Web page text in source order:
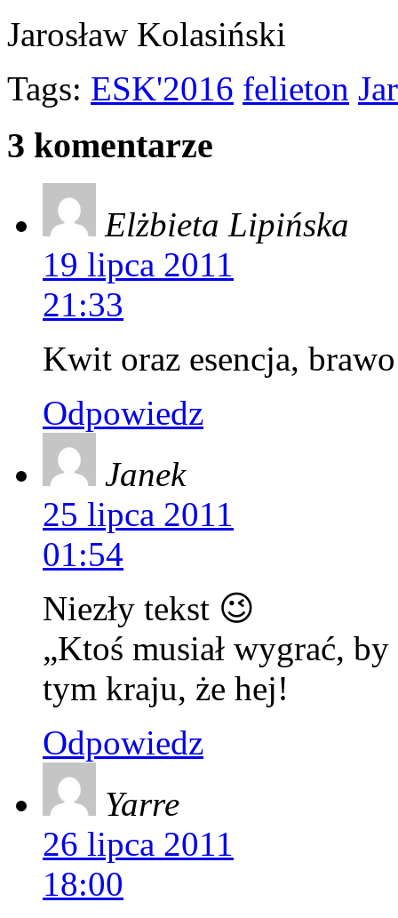
Jarosław Kolasiński
Tags: ESK'2016 felieton
3 komentarze
Elżbieta Lipińska
19 lipca 2011
21:33
Kwit oraz esencja,
Odpowiedz
Janek
25 lipca 2011
01:54
Niezły tekst 😉
„Ktoś musiał wygrać,
tym kraju, że hej!
Odpowiedz
Yarre
26 lipca 2011
18:00